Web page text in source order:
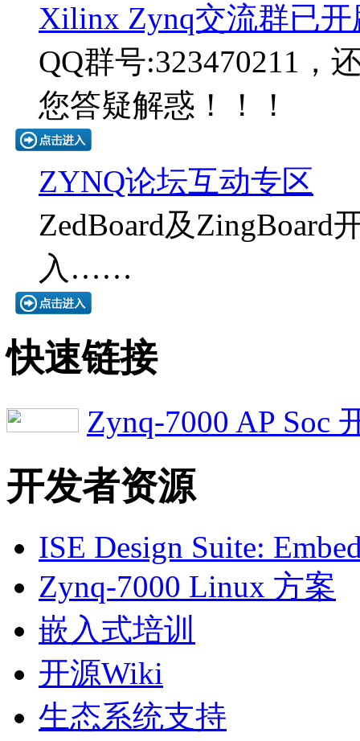
Xilinx Zynq交流群已开
QQ群号:323470211，
您答疑解惑！！！
ZYNQ论坛互动专区
ZedBoard及ZingBoard
入……
快速链接
Zynq-7000 AP Soc
开发者资源
ISE Design Suite:
Zynq-7000 Linux 方案
嵌入式培训
开源Wiki
生态系统支持